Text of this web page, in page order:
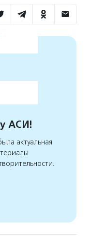
АСИ!
актуальная